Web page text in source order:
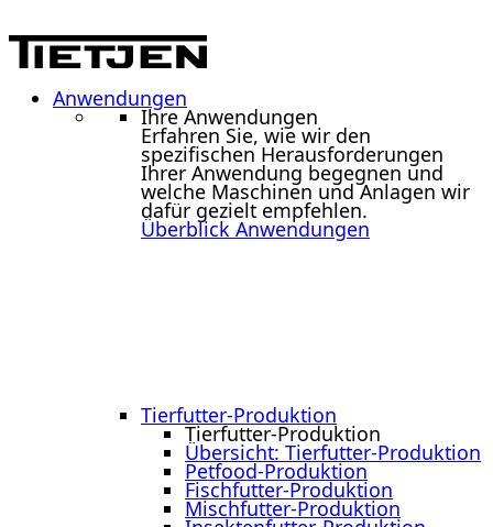
Anwendungen
Ihre Anwendungen
Erfahren Sie, wie wir den
spezifischen Herausforderungen
Ihrer Anwendung begegnen und
welche Maschinen und Anlagen wir
dafür gezielt empfehlen.
Überblick Anwendungen
Tierfutter-Produktion
Tierfutter-Produktion
Übersicht: Tierfutter-Produktion
Petfood-Produktion
Fischfutter-Produktion
Mischfutter-Produktion